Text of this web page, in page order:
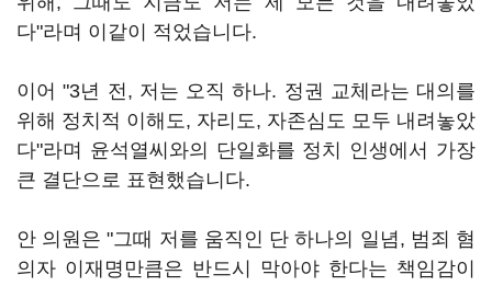
다"라며 이같이 적었습니다.
이어 "3년 전, 저는 오직 하나. 정권 교체라는 대의를
위해 정치적 이해도, 자리도, 자존심도 모두 내려놓았
다"라며 윤석열씨와의 단일화를 정치 인생에서 가장
큰 결단으로 표현했습니다.
안 의원은 "그때 저를 움직인 단 하나의 일념, 범죄 혐
의자 이재명만큼은 반드시 막아야 한다는 책임감이